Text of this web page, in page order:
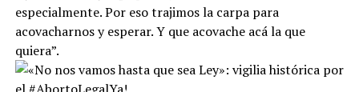
especialmente. Por eso trajimos la carpa para
acovacharnos y esperar. Y que acovache acá la que
quiera”.